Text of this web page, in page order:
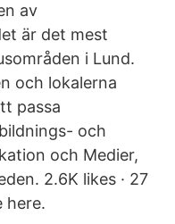
av
är det mest
i Lund.
och lokalerna
passa
och
och Medier,
2.6K likes · 27
here.